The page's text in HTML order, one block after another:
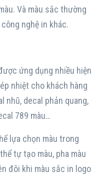
Và màu sắc thường
nghệ in khác.
ứng dụng nhiều hiện
nhiệt cho khách hàng
nhũ, decal phản quang,
789 màu…
lựa chọn màu trong
tự tạo màu, pha màu
đôi khi màu sắc in logo